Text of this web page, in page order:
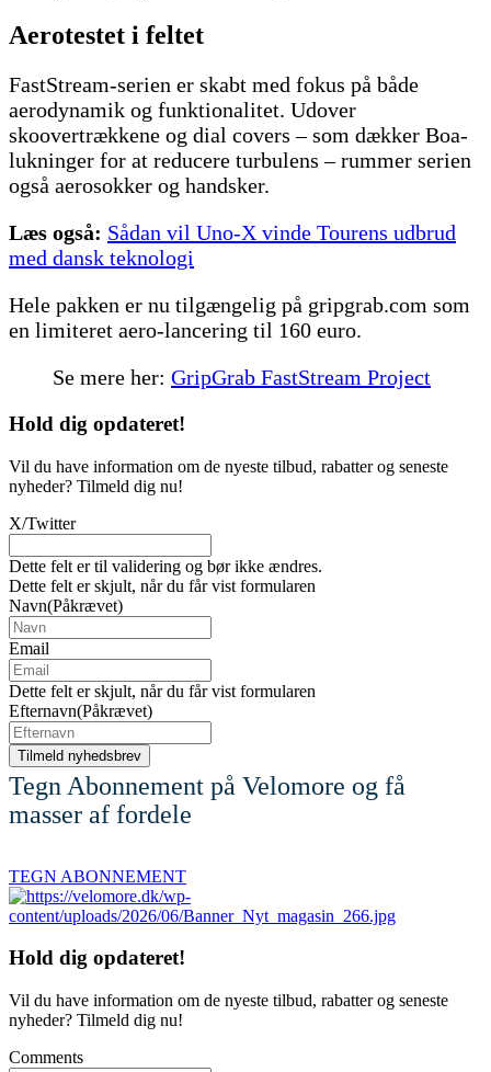
Aerotestet i feltet
FastStream-serien er skabt med fokus på både
aerodynamik og funktionalitet. Udover
skoovertrækkene og dial covers – som dækker Boa-
lukninger for at reducere turbulens – rummer serien
også aerosokker og handsker.
Læs også: Sådan vil Uno-X vinde Tourens udbrud
med dansk teknologi
Hele pakken er nu tilgængelig på gripgrab.com som
en limiteret aero-lancering til 160 euro.
Se mere her: GripGrab FastStream Project
Hold dig opdateret!
Vil du have information om de nyeste tilbud, rabatter og seneste
nyheder? Tilmeld dig nu!
X/Twitter
Dette felt er til validering og bør ikke ændres.
Dette felt er skjult, når du får vist formularen
Navn(Påkrævet)
Email
Dette felt er skjult, når du får vist formularen
Efternavn(Påkrævet)
Tegn Abonnement på Velomore og få
masser af fordele
TEGN ABONNEMENT
Hold dig opdateret!
Vil du have information om de nyeste tilbud, rabatter og seneste
nyheder? Tilmeld dig nu!
Comments